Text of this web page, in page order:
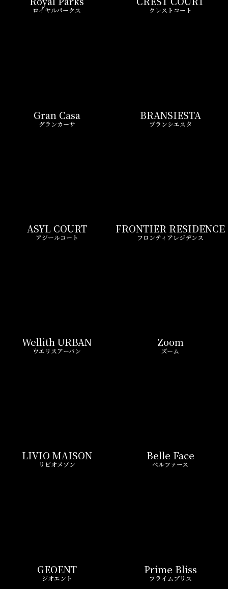
ロイヤルパークス クレストコート
Gran Casa
グランカーサ
BRANSIESTA
ブランシエスタ
ASYL COURT
アジールコート
FRONTIER RESIDENCE
フロンティアレジデンス
Wellith URBAN
ウエリスアーバン
Zoom
ズーム
LIVIO MAISON
リビオメゾン
Belle Face
ベルファース
GEOENT
ジオエント
Prime Bliss
プライムブリス